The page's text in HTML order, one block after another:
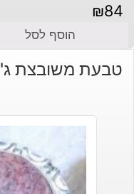
₪84
הוסף לסל